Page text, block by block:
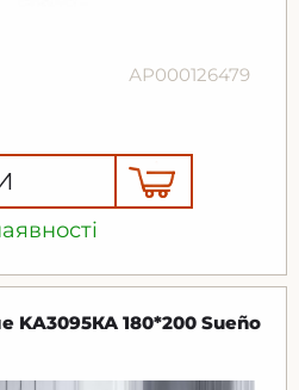
АР000126479
KA3095КА 180*200 Sueño